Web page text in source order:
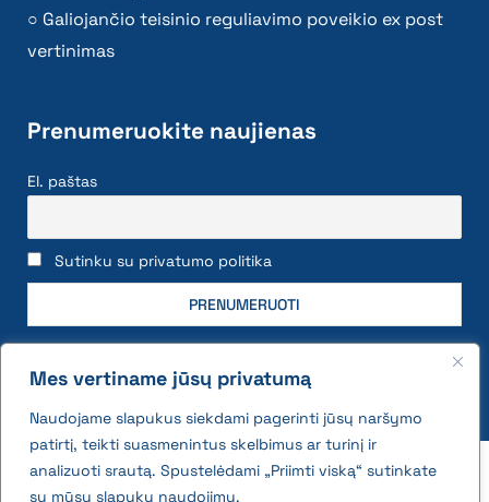
Mes vertiname jūsų privatumą
Naudojame slapukus siekdami pagerinti jūsų naršymo
patirtį, teikti suasmenintus skelbimus ar turinį ir
analizuoti srautą. Spustelėdami „Priimti viską“ sutinkate
su mūsų slapukų naudojimu.
Galiojančio teisinio reguliavimo poveikio ex post
vertinimas
Prenumeruokite naujienas
El. paštas
Sutinku su privatumo politika
2026 © All rights reserved | VĮ Žemės ūkio duomenų
centras